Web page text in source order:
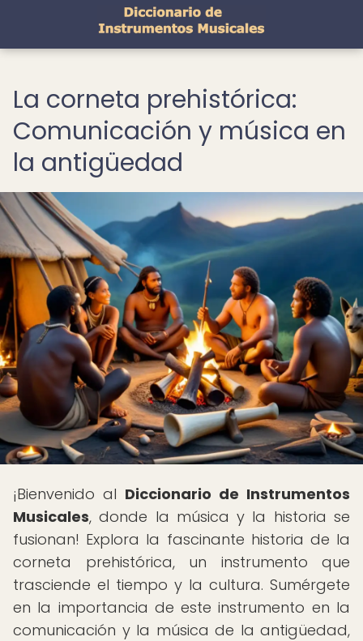
La corneta prehistórica:
Comunicación y música en
la antigüedad
¡Bienvenido al Diccionario de Instrumentos
Musicales, donde la música y la historia se
fusionan! Explora la fascinante historia de la
corneta prehistórica, un instrumento que
trasciende el tiempo y la cultura. Sumérgete
en la importancia de este instrumento en la
comunicación y la música de la antigüedad,